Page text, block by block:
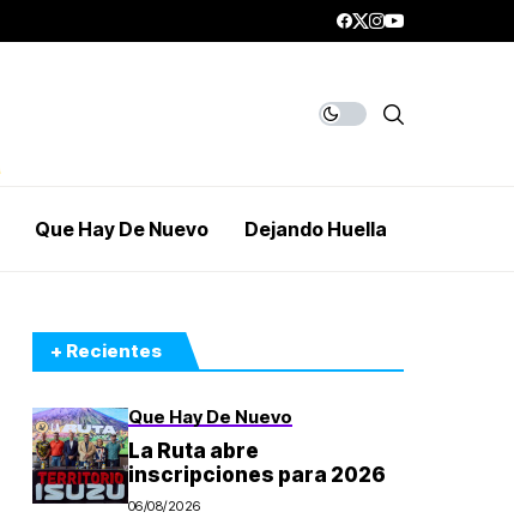
Que Hay De Nuevo Dejando Huella
+ Recientes
Que Hay De Nuevo
La Ruta abre
inscripciones para 2026
06/08/2026